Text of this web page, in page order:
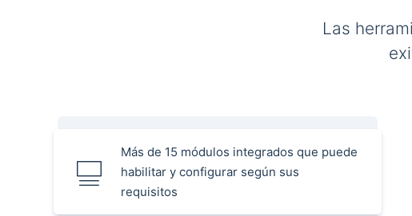
Las
Más de 15 módulos integrados que puede
habilitar y configurar según sus
requisitos